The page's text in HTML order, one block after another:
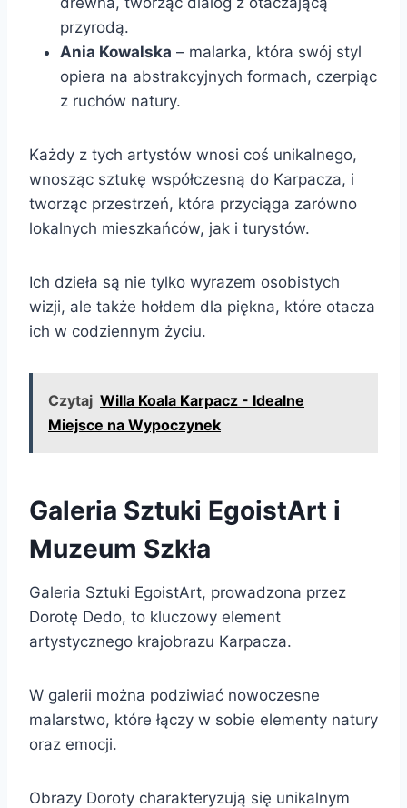
przyrodą.
Ania Kowalska – malarka, która swój styl
opiera na abstrakcyjnych formach, czerpiąc
z ruchów natury.
Każdy z tych artystów wnosi coś unikalnego,
wnosząc sztukę współczesną do Karpacza, i
tworząc przestrzeń, która przyciąga zarówno
lokalnych mieszkańców, jak i turystów.
Ich dzieła są nie tylko wyrazem osobistych
wizji, ale także hołdem dla piękna, które otacza
ich w codziennym życiu.
Czytaj Willa Koala Karpacz - Idealne
Miejsce na Wypoczynek
Galeria Sztuki EgoistArt i
Muzeum Szkła
Galeria Sztuki EgoistArt, prowadzona przez
Dorotę Dedo, to kluczowy element
artystycznego krajobrazu Karpacza.
W galerii można podziwiać nowoczesne
malarstwo, które łączy w sobie elementy natury
oraz emocji.
Obrazy Doroty charakteryzują się unikalnym